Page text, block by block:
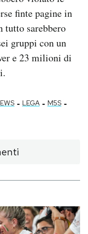
finte pagine in
tutto sarebbero
gruppi con un
e 23 milioni di
- LEGA - M5S -